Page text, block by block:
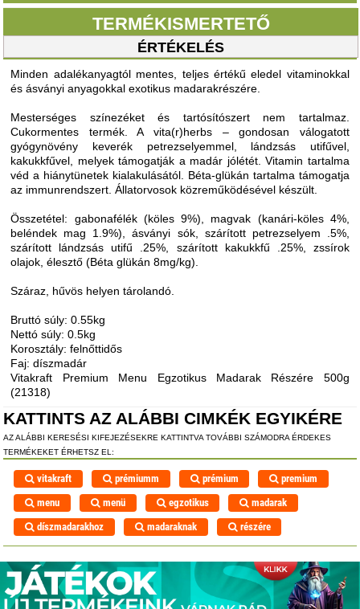
TERMÉKISMERTETŐ
ÉRTÉKELÉS
Minden adalékanyagtól mentes, teljes értékű eledel vitaminokkal
és ásványi anyagokkal exotikus madarakrészére.
Mesterséges színezéket és tartósítószert nem tartalmaz.
Cukormentes termék. A vita(r)herbs – gondosan válogatott
gyógynövény keverék petrezselyemmel, lándzsás utifűvel,
kakukkfűvel, melyek támogatják a madár jólétét. Vitamin tartalma
véd a hiánytünetek kialakulásától. Béta-glükán tartalma támogatja
az immunrendszert. Állatorvosok közreműködésével készült.
Összetétel: gabonafélék (köles 9%), magvak (kanári-köles 4%,
beléndek mag 1.9%), ásványi sók, szárított petrezselyem .5%,
szárított lándzsás utifű .25%, szárított kakukkfű .25%, zssírok
olajok, élesztő (Béta glükán 8mg/kg).
Száraz, hűvös helyen tárolandó.
Bruttó súly: 0.55kg
Nettó súly: 0.5kg
Korosztály: felnőttidős
Faj: díszmadár
Vitakraft Premium Menu Egzotikus Madarak Részére 500g
(21318)
KATTINTS AZ ALÁBBI CIMKÉK EGYIKÉRE
AZ ALÁBBI KERESÉSI KIFEJEZÉSEKRE KATTINTVA TOVÁBBI SZÁMODRA ÉRDEKES
TERMÉKEKET ÉRHETSZ EL:
vitakraft prémiumm prémium
premium
menu
menü egzotikus
madarak
díszmadarakhoz
madaraknak részére